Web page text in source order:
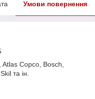
Умови повернення
Atlas Copco, Bosch,
та ін.